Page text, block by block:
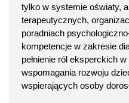
tylko w systemie oświaty,
terapeutycznych,
poradniach
kompetencje w zakresie
pełnienie ról eksperckich
wspomagania rozwoju
wspierających osoby